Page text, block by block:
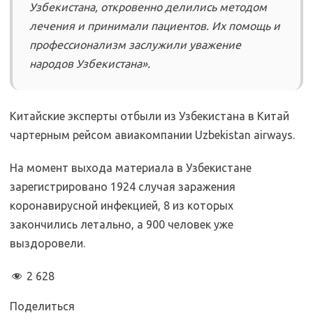
Узбекистана, откровенно делились методом
лечения и принимали пациентов. Их помощь и
профессионализм заслужили уважение
народов Узбекистана».
Китайские эксперты отбыли из Узбекистана в Китай
чартерным рейсом авиакомпании Uzbekistan airways.
На момент выхода материала в Узбекистане
зарегистрировано 1924 случая заражения
коронавирусной инфекцией, 8 из которых
закончились летально, а 900 человек уже
выздоровели.
2 628
Поделиться